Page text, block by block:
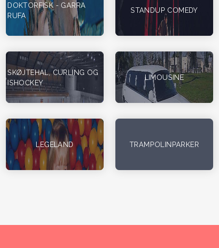
DOKTORFISK - GARRA
RUFA
STANDUP COMEDY
SKØJTEHAL, CURLING OG
ISHOCKEY
LIMOUSINE
LEGELAND TRAMPOLINPARKER